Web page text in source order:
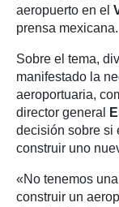
aeropuerto en el
prensa mexicana.
Sobre el tema,
manifestado la
aeroportuaria,
director general
decisión sobre si
construir uno
«No tenemos
construir un